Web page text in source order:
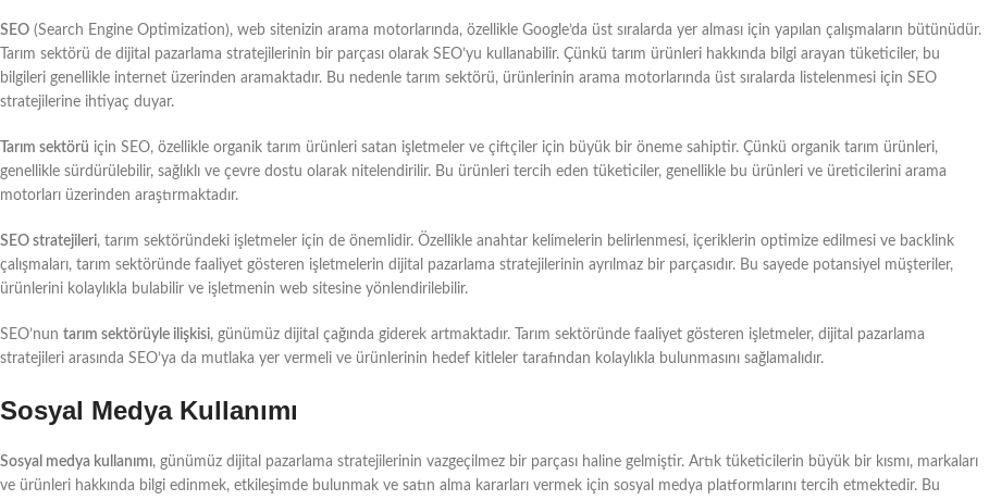
SEO (Search Engine Optimization), web sitenizin arama motorlarında, özellikle Google’da üst sıralarda yer alması için yapılan çalışmaların bütünüdür.
Tarım sektörü de dijital pazarlama stratejilerinin bir parçası olarak SEO’yu kullanabilir. Çünkü tarım ürünleri hakkında bilgi arayan tüketiciler, bu
bilgileri genellikle internet üzerinden aramaktadır. Bu nedenle tarım sektörü, ürünlerinin arama motorlarında üst sıralarda listelenmesi için SEO
stratejilerine ihtiyaç duyar.
Tarım sektörü için SEO, özellikle organik tarım ürünleri satan işletmeler ve çiftçiler için büyük bir öneme sahiptir. Çünkü organik tarım ürünleri,
genellikle sürdürülebilir, sağlıklı ve çevre dostu olarak nitelendirilir. Bu ürünleri tercih eden tüketiciler, genellikle bu ürünleri ve üreticilerini arama
motorları üzerinden araştırmaktadır.
SEO stratejileri, tarım sektöründeki işletmeler için de önemlidir. Özellikle anahtar kelimelerin belirlenmesi, içeriklerin optimize edilmesi ve backlink
çalışmaları, tarım sektöründe faaliyet gösteren işletmelerin dijital pazarlama stratejilerinin ayrılmaz bir parçasıdır. Bu sayede potansiyel müşteriler,
ürünlerini kolaylıkla bulabilir ve işletmenin web sitesine yönlendirilebilir.
SEO’nun tarım sektörüyle ilişkisi, günümüz dijital çağında giderek artmaktadır. Tarım sektöründe faaliyet gösteren işletmeler, dijital pazarlama
stratejileri arasında SEO’ya da mutlaka yer vermeli ve ürünlerinin hedef kitleler tarafından kolaylıkla bulunmasını sağlamalıdır.
Sosyal Medya Kullanımı
Sosyal medya kullanımı, günümüz dijital pazarlama stratejilerinin vazgeçilmez bir parçası haline gelmiştir. Artık tüketicilerin büyük bir kısmı, markaları
ve ürünleri hakkında bilgi edinmek, etkileşimde bulunmak ve satın alma kararları vermek için sosyal medya platformlarını tercih etmektedir. Bu